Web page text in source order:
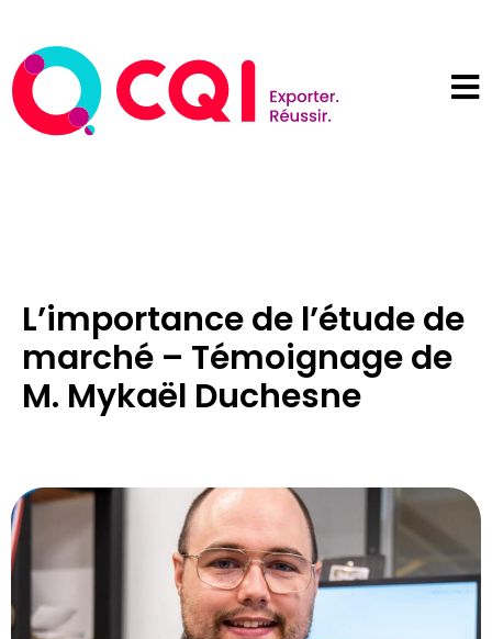
L’importance de l’étude de
marché – Témoignage de
M. Mykaël Duchesne